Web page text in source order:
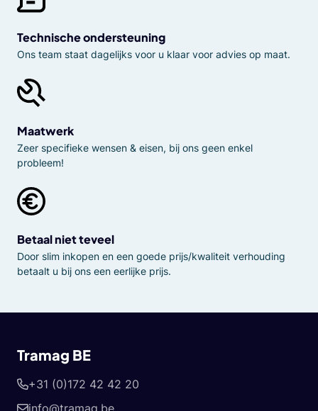
Technische ondersteuning
Ons team staat dagelijks voor u klaar voor advies op maat.
Maatwerk
Zeer specifieke wensen & eisen, bij ons geen enkel
probleem!
Betaal niet teveel
Door slim inkopen en een goede prijs/kwaliteit verhouding
betaalt u bij ons een eerlijke prijs.
Tramag BE
+31 (0)172 42 42 20
info@tramag.be